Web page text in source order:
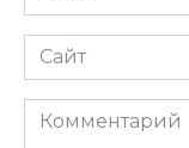
*
Сайт
Комментарий